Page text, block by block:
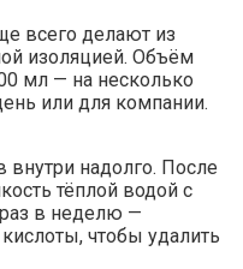
всего делают из
изоляцией. Объём
мл — на несколько
или для компании.
внутри надолго. После
тёплой водой с
в неделю —
чтобы удалить